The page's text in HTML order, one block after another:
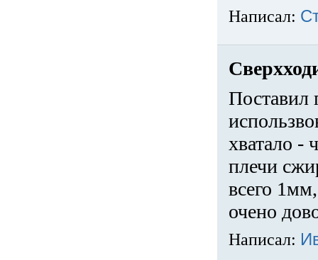
Написал:
Поставил
хватало -
плечи
всего
очено
Написал: